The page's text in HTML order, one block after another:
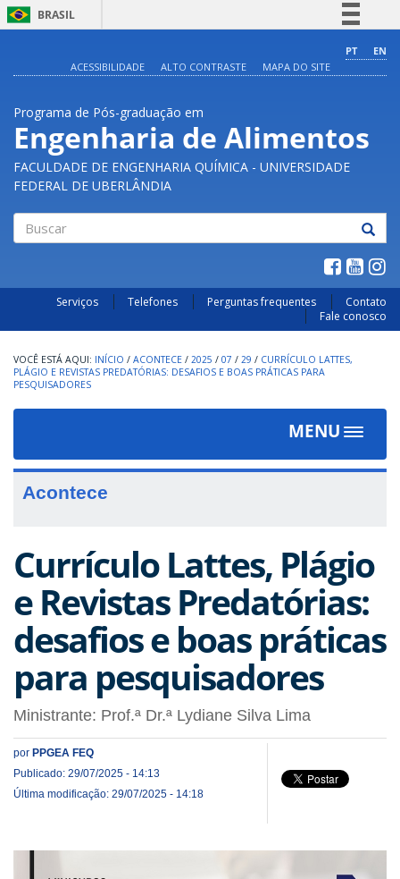
BRASIL
Comunica BR
Acesso à informação
Legislação
PT
EN
ACESSIBILIDADE
ALTO CONTRASTE MAPA DO SITE
Programa de Pós-graduação em
Engenharia de Alimentos
FACULDADE DE ENGENHARIA QUÍMICA - UNIVERSIDADE
FEDERAL DE UBERLÂNDIA
Serviços Telefones Perguntas frequentes
Contato
Fale conosco
INÍCIO / ACONTECE / 2025 / 07 / 29 / CURRÍCULO LATTES,
PLÁGIO E REVISTAS PREDATÓRIAS: DESAFIOS E BOAS PRÁTICAS PARA
PESQUISADORES
MENU
Toggle
Acontece
Currículo Lattes, Plágio
e Revistas Predatórias:
desafios e boas práticas
para pesquisadores
Ministrante: Prof.ª Dr.ª Lydiane Silva Lima
por PPGEA FEQ
Publicado: 29/07/2025 - 14:13
Última modificação: 29/07/2025 - 14:18